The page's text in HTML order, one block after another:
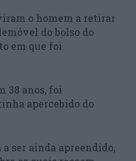
o homem a retirar
do bolso do
em que foi
38 anos, foi
apercebido do
ser ainda apreendido,